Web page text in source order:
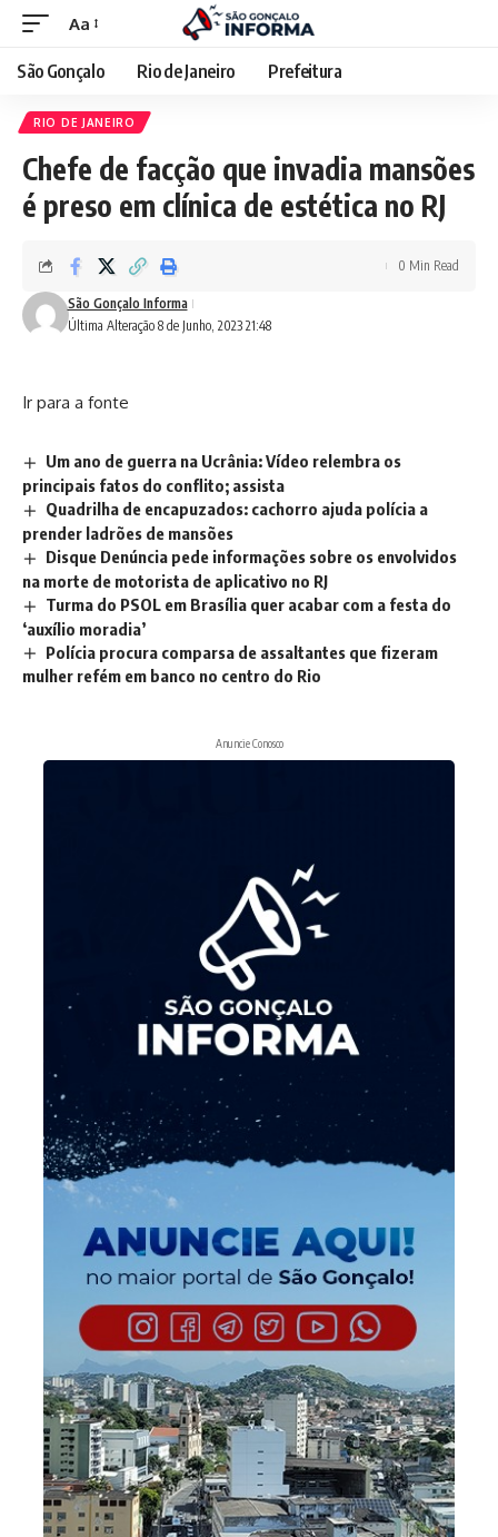
Aa
São Gonçalo Rio de Janeiro Prefeitura
RIO DE JANEIRO
Chefe de facção que invadia mansões
é preso em clínica de estética no RJ
Última Alteração 8 de Junho, 2023 21:48
São Gonçalo Informa
0 Min Read
Ir para a fonte
Um ano de guerra na Ucrânia: Vídeo relembra os
principais fatos do conflito; assista
Quadrilha de encapuzados: cachorro ajuda polícia a
prender ladrões de mansões
Disque Denúncia pede informações sobre os envolvidos
na morte de motorista de aplicativo no RJ
Turma do PSOL em Brasília quer acabar com a festa do
‘auxílio moradia’
Polícia procura comparsa de assaltantes que fizeram
mulher refém em banco no centro do Rio
Anuncie Conosco